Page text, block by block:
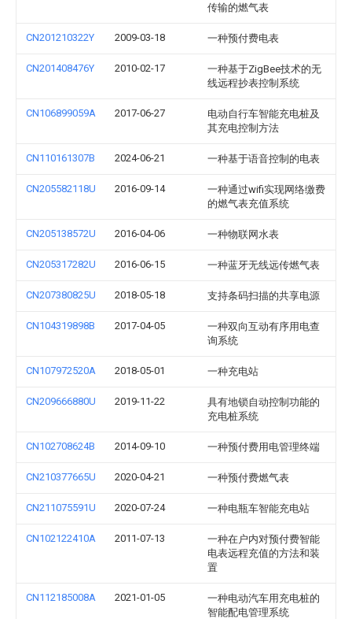
传输的燃气表
CN201210322Y 2009-03-18 一种预付费电表
CN201408476Y 2010-02-17
一种基于ZigBee技术的无
线远程抄表控制系统
CN106899059A 2017-06-27
电动自行车智能充电桩及
其充电控制方法
CN110161307B 2024-06-21 一种基于语音控制的电表
CN205582118U 2016-09-14
一种通过wifi实现网络缴费
的燃气表充值系统
CN205138572U 2016-04-06 一种物联网水表
CN205317282U 2016-06-15 一种蓝牙无线远传燃气表
CN207380825U 2018-05-18 支持条码扫描的共享电源
CN104319898B 2017-04-05
一种双向互动有序用电查
询系统
CN107972520A 2018-05-01 一种充电站
CN209666880U 2019-11-22
具有地锁自动控制功能的
充电桩系统
CN102708624B 2014-09-10 一种预付费用电管理终端
CN210377665U 2020-04-21 一种预付费燃气表
CN211075591U 2020-07-24 一种电瓶车智能充电站
CN102122410A 2011-07-13
一种在户内对预付费智能
电表远程充值的方法和装
置
CN112185008A 2021-01-05
一种电动汽车用充电桩的
智能配电管理系统